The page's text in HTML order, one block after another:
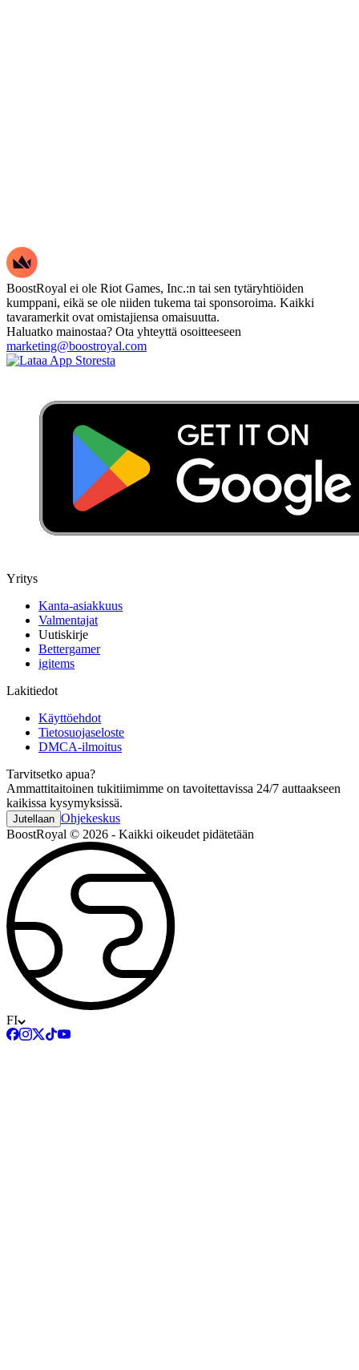
BoostRoyal ei ole Riot Games, Inc.:n tai sen tytäryhtiöiden
kumppani, eikä se ole niiden tukema tai sponsoroima. Kaikki
tavaramerkit ovat omistajiensa omaisuutta.
Haluatko mainostaa? Ota yhteyttä osoitteeseen
marketing@boostroyal.com
Yritys
Kanta-asiakkuus
Valmentajat
Uutiskirje
Bettergamer
igitems
Lakitiedot
Käyttöehdot
Tietosuojaseloste
DMCA-ilmoitus
Tarvitsetko apua?
Ammattitaitoinen tukitiimimme on tavoitettavissa 24/7 auttaakseen
kaikissa kysymyksissä.
Jutellaan Ohjekeskus
BoostRoyal © 2026 - Kaikki oikeudet pidätetään
FI